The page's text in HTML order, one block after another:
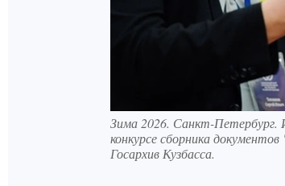
Зима 2026. Санкт-Петербург.
конкурсе сборника
Госархив Кузбасса.